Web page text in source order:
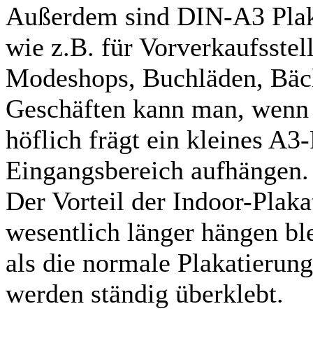
Außerdem sind DIN-A3
wie z.B. für
Modeshops, Buchläden,
Geschäften kann man,
höflich frägt ein kleines
Eingangsbereich aufhängen.
Der Vorteil der Indoor-
wesentlich länger hängen
als die normale
werden ständig überklebt.